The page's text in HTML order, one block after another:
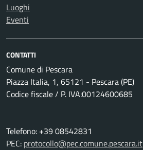
Luoghi
Eventi
CONTATTI
Comune di Pescara
Piazza Italia, 1, 65121 - Pescara (PE)
Codice fiscale / P. IVA:00124600685
Telefono: +39 08542831
PEC: protocollo@pec.comune.pescara.it